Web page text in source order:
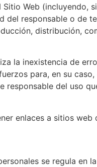
Web (incluyendo,
del responsable o de
distribución,
la inexistencia de
para, en su
responsable del uso
enlaces a sitios
se regula en la